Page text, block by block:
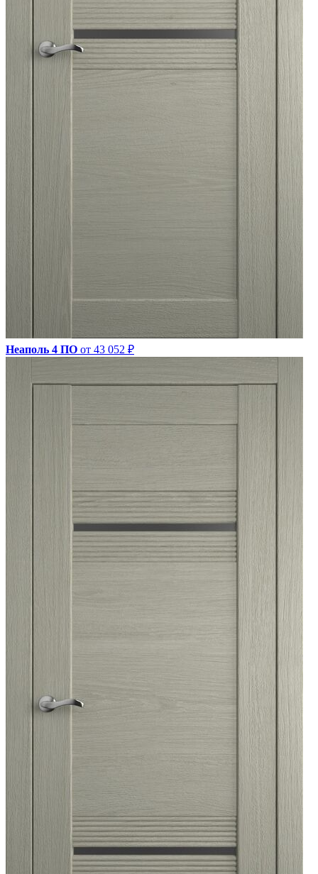
Неаполь 4 ПО от 43 052 ₽